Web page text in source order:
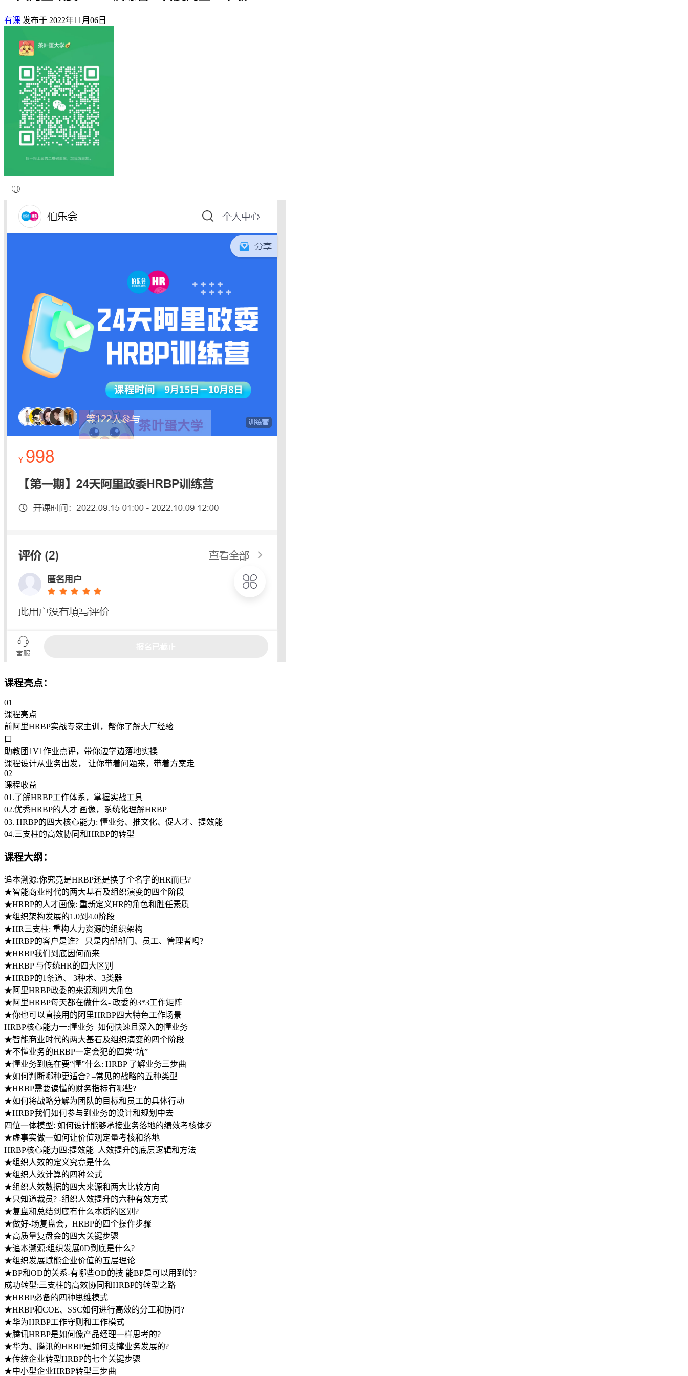
有课 发布于 2022年11月06日
课程亮点：
01
课程亮点
前阿里HRBP实战专家主训，帮你了解大厂经验
口
助教团1V1作业点评，带你边学边落地实操
课程设计从业务出发， 让你带着问题来，带着方案走
02
课程收益
01.了解HRBP工作体系，掌握实战工具
02.优秀HRBP的人才 画像，系统化理解HRBP
03. HRBP的四大核心能力: 懂业务、推文化、促人才、提效能
04.三支柱的高效协同和HRBP的转型
课程大纲：
追本溯源:你究竟是HRBP还是换了个名字的HR而已?
★智能商业时代的两大基石及组织演变的四个阶段
★HRBP的人才画像: 重新定义HR的角色和胜任素质
★组织架构发展的1.0到4.0阶段
★HR三支柱: 重构人力资源的组织架构
★HRBP的客户是谁? –只是内部部门、员工、管理者吗?
★HRBP我们到底因何而来
★HRBP 与传统HR的四大区别
★HRBP的1条道、 3种术、3类器
★阿里HRBP政委的来源和四大角色
★阿里HRBP每天都在做什么- 政委的3*3工作矩阵
★你也可以直接用的阿里HRBP四大特色工作场景
HRBP核心能力一:懂业务–如何快速且深入的懂业务
★智能商业时代的两大基石及组织演变的四个阶段
★不懂业务的HRBP一定会犯的四类“坑”
★懂业务到底在要“懂”什么: HRBP 了解业务三步曲
★如何判断哪种更适合? –常见的战略的五种类型
★HRBP需要读懂的财务指标有哪些?
★如何将战略分解为团队的目标和员工的具体行动
★HRBP我们如何参与到业务的设计和规划中去
四位一体模型: 如何设计能够承接业务落地的绩效考核体歹
★虚事实做一如何让价值观定量考核和落地
HRBP核心能力四:提效能–人效提升的底层逻辑和方法
★组织人效的定义究竟是什么
★组织人效计算的四种公式
★组织人效数据的四大来源和两大比较方向
★只知道裁员? -组织人效提升的六种有效方式
★复盘和总结到底有什么本质的区别?
★做好-场复盘会，HRBP的四个操作步骤
★高质量复盘会的四大关键步骤
★追本溯源:组织发展0D到底是什么?
★组织发展赋能企业价值的五层理论
★BP和OD的关系-有哪些OD的技 能BP是可以用到的?
成功转型:三支柱的高效协同和HRBP的转型之路
★HRBP必备的四种思维模式
★HRBP和COE、SSC如何进行高效的分工和协同?
★华为HRBP工作守则和工作模式
★腾讯HRBP是如何像产品经理一样思考的?
★华为、腾讯的HRBP是如何支撑业务发展的?
★传统企业转型HRBP的七个关键步骤
★中小型企业HRBP转型三步曲